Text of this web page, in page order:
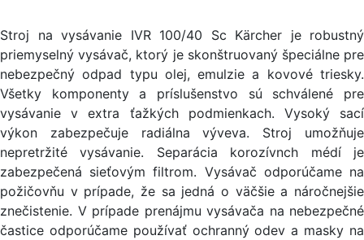
Stroj na vysávanie IVR 100/40 Sc Kärcher je robustný
priemyselný vysávač, ktorý je skonštruovaný špeciálne pre
nebezpečný odpad typu olej, emulzie a kovové triesky.
Všetky komponenty a príslušenstvo sú schválené pre
vysávanie v extra ťažkých podmienkach. Vysoký sací
výkon zabezpečuje radiálna výveva. Stroj umožňuje
nepretržité vysávanie. Separácia korozívnch médí je
zabezpečená sieťovým filtrom. Vysávač odporúčame na
požičovňu v prípade, že sa jedná o väčšie a náročnejšie
znečistenie. V prípade prenájmu vysávača na nebezpečné
častice odporúčame používať ochranný odev a masky na